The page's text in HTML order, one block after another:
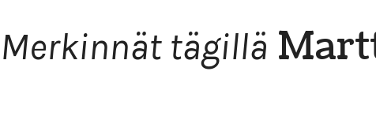
Merkinnät tägillä